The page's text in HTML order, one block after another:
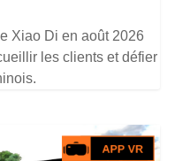
Xiao Di en août 2026
les clients et défier